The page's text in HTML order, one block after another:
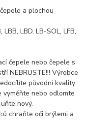
a plochou
LBD, LB-SOL, LFB,
čepele nebo čepele s
NEBRUSTE!!! Výrobce
původní kvality
nebo odlomte
nový.
chraňte oči brýlemi a